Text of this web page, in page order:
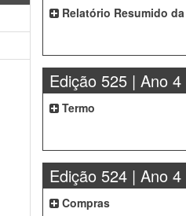
Relatório Resumido
Edição 525 | Ano 4
Termo
Edição 524 | Ano 4
Compras